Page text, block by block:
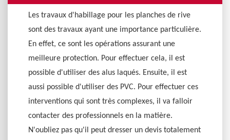
Les travaux d'habillage pour les planches de rive
sont des travaux ayant une importance particulière.
En effet, ce sont les opérations assurant une
meilleure protection. Pour effectuer cela, il est
possible d'utiliser des alus laqués. Ensuite, il est
aussi possible d'utiliser des PVC. Pour effectuer ces
interventions qui sont très complexes, il va falloir
contacter des professionnels en la matière.
N'oubliez pas qu'il peut dresser un devis totalement